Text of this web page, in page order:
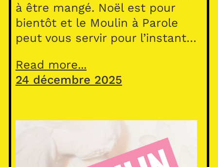
à être mangé. Noël est pour
bientôt et le Moulin à Parole
peut vous servir pour l’instant…
Read more...
24 décembre 2025